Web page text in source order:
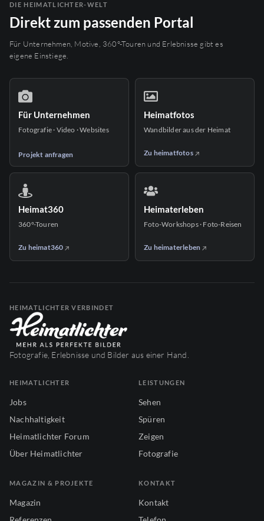
DIE HEIMATLICHTER-WELT
Direkt zum passenden Portal
Für Unternehmen, Motive, 360°-Touren und Erlebnisse gibt es
eigene Einstiege.
Für Unternehmen
Fotografie · Video · Websites
Projekt anfragen
Heimatfotos
Wandbilder aus der Heimat
Zu heimatfotos
Heimat360
360°-Touren
Zu heimat360
Heimaterleben
Foto-Workshops · Foto-Reisen
Zu heimaterleben
HEIMATLICHTER VERBINDET
Fotografie, Erlebnisse und Bilder aus einer Hand.
HEIMATLICHTER
Jobs
Nachhaltigkeit
Heimatlichter Forum
Über Heimatlichter
LEISTUNGEN
Sehen
Spüren
Zeigen
Fotografie
MAGAZIN & PROJEKTE
Magazin
KONTAKT
Kontakt